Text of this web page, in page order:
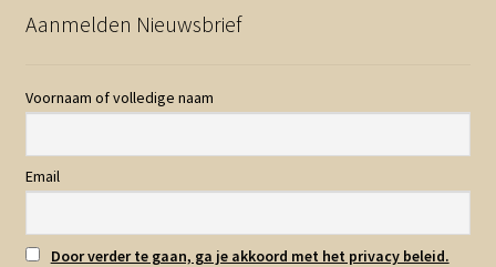
Aanmelden Nieuwsbrief
Voornaam of volledige naam
Email
Door verder te gaan, ga je akkoord met het privacy beleid.